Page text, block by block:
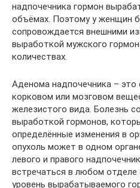
надпочечника гормон
объёмах. Поэтому у женщин
сопровождается внешними
выработкой мужского
количествах.
Аденома надпочечника –
корковом или мозговом
железистого вида. Болезнь
выработкой гормонов,
определённые изменения в
опухоль может в одном
левого и правого
встречаться в любом отделе
уровень вырабатываемого